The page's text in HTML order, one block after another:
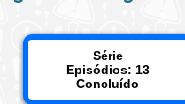
Série
Episódios: 13
Concluído